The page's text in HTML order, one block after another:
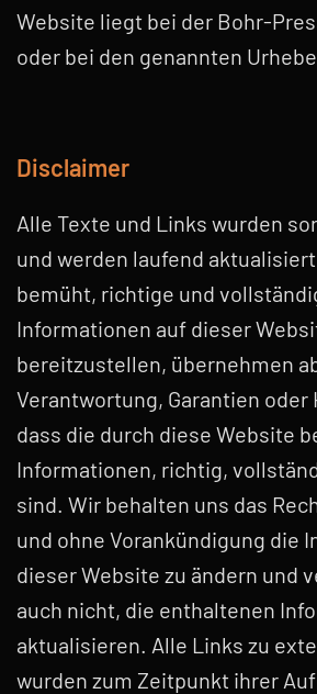
Website liegt bei der Bohr-
oder bei den genannten
Disclaimer
Alle Texte und Links wurden
und werden laufend
bemüht, richtige und
Informationen auf dieser
bereitzustellen, übernehmen
Verantwortung, Garantien oder
dass die durch diese Website
Informationen, richtig,
sind. Wir behalten uns das
und ohne Vorankündigung die
dieser Website zu ändern und
auch nicht, die enthaltenen
aktualisieren. Alle Links zu
wurden zum Zeitpunkt ihrer